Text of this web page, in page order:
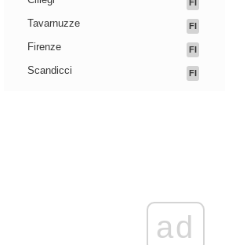
FI
Tavarnuzze FI
Firenze FI
Scandicci FI
ad